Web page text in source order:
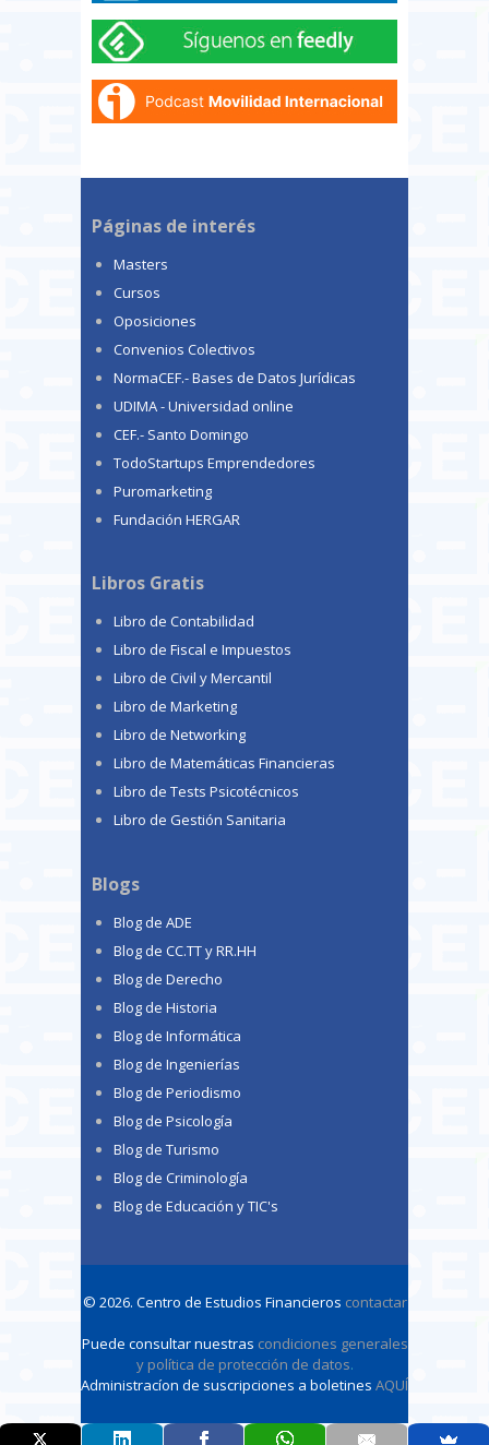
Páginas de interés
Masters
Cursos
Oposiciones
Convenios Colectivos
NormaCEF.- Bases de Datos Jurídicas
UDIMA - Universidad online
CEF.- Santo Domingo
TodoStartups Emprendedores
Puromarketing
Fundación HERGAR
Libros Gratis
Libro de Contabilidad
Libro de Fiscal e Impuestos
Libro de Civil y Mercantil
Libro de Marketing
Libro de Networking
Libro de Matemáticas Financieras
Libro de Tests Psicotécnicos
Libro de Gestión Sanitaria
Blogs
Blog de ADE
Blog de CC.TT y RR.HH
Blog de Derecho
Blog de Historia
Blog de Informática
Blog de Ingenierías
Blog de Periodismo
Blog de Psicología
Blog de Turismo
Blog de Criminología
Blog de Educación y TIC's
© 2026. Centro de Estudios Financieros contactar
Puede consultar nuestras condiciones generales
y política de protección de datos.
Administracíon de suscripciones a boletines AQUÍ